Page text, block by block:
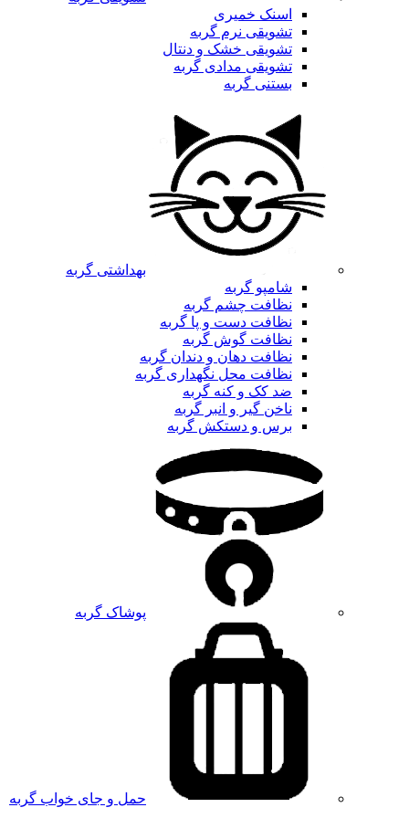
اسنک خمیری
تشویقی نرم گربه
تشویقی خشک و دنتال
تشویقی مدادی گربه
بستنی گربه
بهداشتی گربه
شامپو گربه
نظافت چشم گربه
نظافت دست و پا گربه
نظافت گوش گربه
نظافت دهان و دندان گربه
نظافت محل نگهداری گربه
ضد کک و کنه گربه
ناخن گیر و انبر گربه
برس و دستکش گربه
پوشاک گربه
حمل و جای خواب گربه